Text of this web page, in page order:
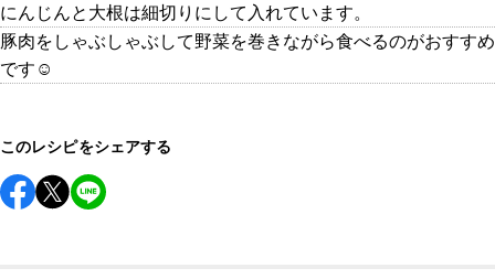
にんじんと大根は細切りにして入れています。
豚肉をしゃぶしゃぶして野菜を巻きながら食べるのがおすすめ
です☺️
このレシピをシェアする